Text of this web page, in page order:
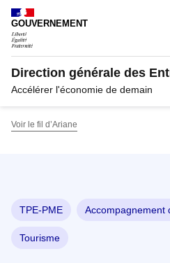
Panneau de gestion des cookies
GOUVERNEMENT
Direction générale des
Accélérer l'économie de demain
Voir le fil d’Ariane
TPE-PME Accompagnement
Tourisme